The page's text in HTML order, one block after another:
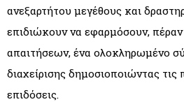
ανεξαρτήτου μεγέθους και
επιδιώκουν να εφαρμόσουν,
απαιτήσεων, ένα ολοκληρωμένο
διαχείρισης δημοσιοποιώντας τις
επιδόσεις.